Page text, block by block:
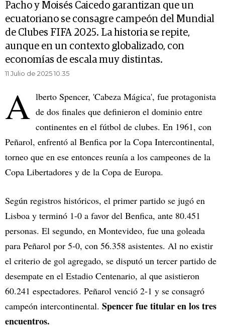
Pacho y Moisés Caicedo garantizan que un
ecuatoriano se consagre campeón del Mundial
de Clubes FIFA 2025. La historia se repite,
aunque en un contexto globalizado, con
economías de escala muy distintas.
11 Julio de 2025 10.35
A lberto Spencer, 'Cabeza Mágica', fue protagonista
de dos finales que definieron el dominio entre
continentes en el fútbol de clubes. En 1961, con
Peñarol, enfrentó al Benfica por la Copa Intercontinental,
torneo que en ese entonces reunía a los campeones de la
Copa Libertadores y de la Copa de Europa.
Según registros históricos, el primer partido se jugó en
Lisboa y terminó 1-0 a favor del Benfica, ante 80.451
personas. El segundo, en Montevideo, fue una goleada
para Peñarol por 5-0, con 56.358 asistentes. Al no existir
el criterio de gol agregado, se disputó un tercer partido de
desempate en el Estadio Centenario, al que asistieron
60.241 espectadores. Peñarol venció 2-1 y se consagró
campeón intercontinental. Spencer fue titular en los tres
encuentros.